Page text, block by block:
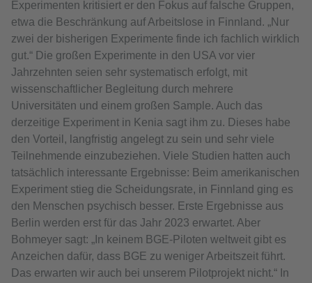
Experimenten kritisiert er den Fokus auf falsche Gruppen,
etwa die Beschränkung auf Arbeitslose in Finnland. „Nur
zwei der bisherigen Experimente finde ich fachlich wirklich
gut.“ Die großen Experimente in den USA vor vier
Jahrzehnten seien sehr systematisch erfolgt, mit
wissenschaftlicher Begleitung durch mehrere
Universitäten und einem großen Sample. Auch das
derzeitige Experiment in Kenia sagt ihm zu. Dieses habe
den Vorteil, langfristig angelegt zu sein und sehr viele
Teilnehmende einzubeziehen. Viele Studien hatten auch
tatsächlich interessante Ergebnisse: Beim amerikanischen
Experiment stieg die Scheidungsrate, in Finnland ging es
den Menschen psychisch besser. Erste Ergebnisse aus
Berlin werden erst für das Jahr 2023 erwartet. Aber
Bohmeyer sagt: „In keinem BGE-Piloten weltweit gibt es
Anzeichen dafür, dass BGE zu weniger Arbeitszeit führt.
Das erwarten wir auch bei unserem Pilotprojekt nicht.“ In